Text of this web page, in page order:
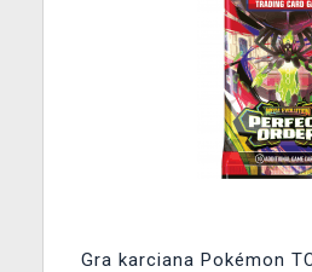
Gra karciana Pokémon